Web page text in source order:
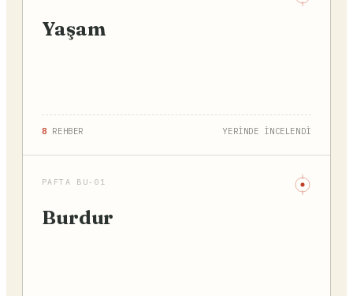
Yaşam
8 REHBER YERİNDE İNCELENDİ
PAFTA BU-01
Burdur